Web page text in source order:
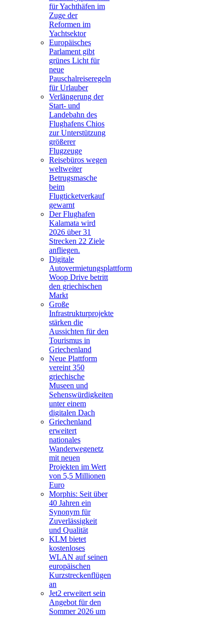
für Yachthäfen im
Zuge der
Reformen im
Yachtsektor
Europäisches
Parlament gibt
grünes Licht für
neue
Pauschalreiseregeln
für Urlauber
Verlängerung der
Start- und
Landebahn des
Flughafens Chios
zur Unterstützung
größerer
Flugzeuge
Reisebüros wegen
weltweiter
Betrugsmasche
beim
Flugticketverkauf
gewarnt
Der Flughafen
Kalamata wird
2026 über 31
Strecken 22 Ziele
anfliegen.
Digitale
Autovermietungsplattform
Woop Drive betritt
den griechischen
Markt
Große
Infrastrukturprojekte
stärken die
Aussichten für den
Tourismus in
Griechenland
Neue Plattform
vereint 350
griechische
Museen und
Sehenswürdigkeiten
unter einem
digitalen Dach
Griechenland
erweitert
nationales
Wanderwegenetz
mit neuen
Projekten im Wert
von 5,5 Millionen
Euro
Morphis: Seit über
40 Jahren ein
Synonym für
Zuverlässigkeit
und Qualität
KLM bietet
kostenloses
WLAN auf seinen
europäischen
Kurzstreckenflügen
an
Jet2 erweitert sein
Angebot für den
Sommer 2026 um